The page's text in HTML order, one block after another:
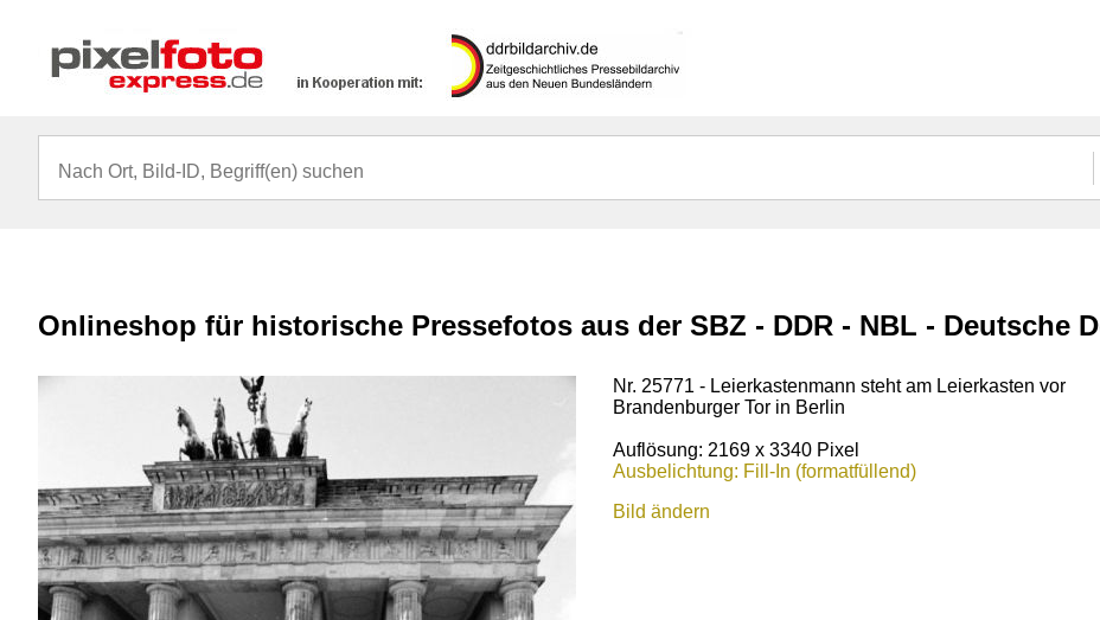
Onlineshop für historische Pressefotos aus der SBZ - DDR - NBL - Deutsche
Nr. 25771 - Leierkastenmann steht am Leierkasten vor
Brandenburger Tor in Berlin
Auflösung: 2169 x 3340 Pixel
Ausbelichtung: Fill-In (formatfüllend)
Bild ändern